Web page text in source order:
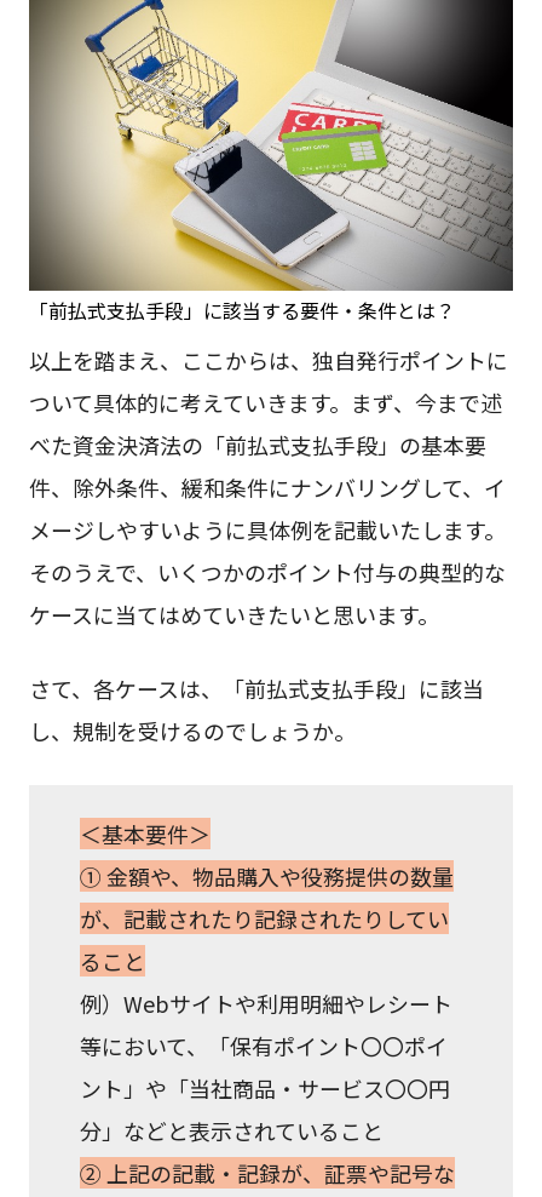
「前払式支払手段」に該当する要件・条件とは？
以上を踏まえ、ここからは、独自発行ポイントに
ついて具体的に考えていきます。まず、今まで述
べた資金決済法の「前払式支払手段」の基本要
件、除外条件、緩和条件にナンバリングして、イ
メージしやすいように具体例を記載いたします。
そのうえで、いくつかのポイント付与の典型的な
ケースに当てはめていきたいと思います。
さて、各ケースは、「前払式支払手段」に該当
し、規制を受けるのでしょうか。
＜基本要件＞
① 金額や、物品購入や役務提供の数量
が、記載されたり記録されたりしてい
ること
例）Webサイトや利用明細やレシート
等において、「保有ポイント〇〇ポイ
ント」や「当社商品・サービス〇〇円
分」などと表示されていること
② 上記の記載・記録が、証票や記号な